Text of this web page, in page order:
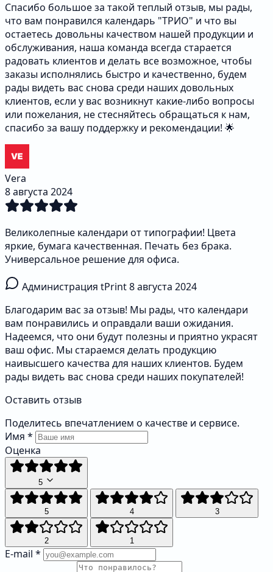
Спасибо большое за такой теплый отзыв, мы рады,
что вам понравился календарь "ТРИО" и что вы
остаетесь довольны качеством нашей продукции и
обслуживания, наша команда всегда старается
радовать клиентов и делать все возможное, чтобы
заказы исполнялись быстро и качественно, будем
рады видеть вас снова среди наших довольных
клиентов, если у вас возникнут какие-либо вопросы
или пожелания, не стесняйтесь обращаться к нам,
спасибо за вашу поддержку и рекомендации! 🌟
Vera
8 августа 2024
Великолепные календари от типографии! Цвета
яркие, бумага качественная. Печать без брака.
Универсальное решение для офиса.
Администрация tPrint8 августа 2024
Благодарим вас за отзыв! Мы рады, что календари
вам понравились и оправдали ваши ожидания.
Надеемся, что они будут полезны и приятно украсят
ваш офис. Мы стараемся делать продукцию
наивысшего качества для наших клиентов. Будем
рады видеть вас снова среди наших покупателей!
Оставить отзыв
Поделитесь впечатлением о качестве и сервисе.
Имя *
Оценка
5
5 4 3
2 1
E-mail *